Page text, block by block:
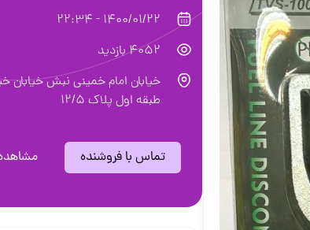
1400/01/22 - 22:34
4052 بازدید
خیابان امام خمینی نبش خیابان
طبقه اول پلاک ۱۲/۵
تماس با فروشنده